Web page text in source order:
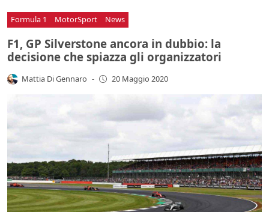
Formula 1 MotorSport News
F1, GP Silverstone ancora in dubbio: la
decisione che spiazza gli organizzatori
Mattia Di Gennaro - 20 Maggio 2020